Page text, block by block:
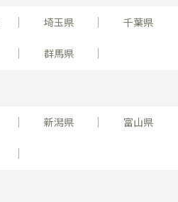
埼玉県 千葉県
群馬県
新潟県 富山県